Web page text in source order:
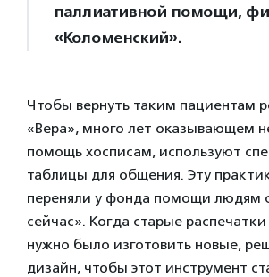
паллиативной помощи,
«Коломенский».
Чтобы вернуть таким пациентам
«Вера», много лет оказывающем
помощь хосписам, используют
таблицы для общения. Эту
переняли у фонда помощи людям
сейчас». Когда старые
нужно было изготовить новые,
дизайн, чтобы этот инструмент